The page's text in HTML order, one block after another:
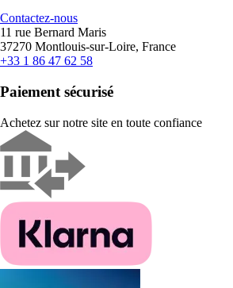
Contactez-nous
11 rue Bernard Maris
37270 Montlouis-sur-Loire, France
+33 1 86 47 62 58
Paiement sécurisé
Achetez sur notre site en toute confiance